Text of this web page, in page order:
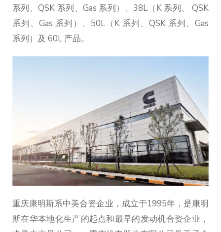
系列、QSK 系列、Gas 系列）、38L（K 系列、 QSK
系列、Gas 系列）、50L（K 系列、QSK 系列、Gas
系列）及 60L 产品。
重庆康明斯系中美合资企业，成立于1995年，是康明
斯在华本地化生产的起点和最早的发动机合资企业，